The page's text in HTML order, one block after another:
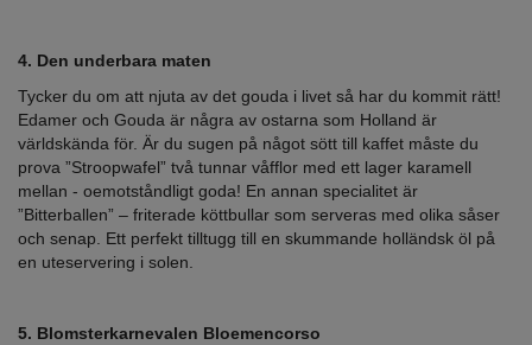
4. Den underbara maten
Tycker du om att njuta av det gouda i livet så har du kommit rätt!
Edamer och Gouda är några av ostarna som Holland är
världskända för. Är du sugen på något sött till kaffet måste du
prova ”Stroopwafel” två tunnar våfflor med ett lager karamell
mellan - oemotståndligt goda! En annan specialitet är
”Bitterballen” – friterade köttbullar som serveras med olika såser
och senap. Ett perfekt tilltugg till en skummande holländsk öl på
en uteservering i solen.
5. Blomsterkarnevalen Bloemencorso